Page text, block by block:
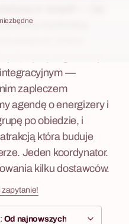
wychodzą
—
zapleczem
agendę o energizery i
po obiedzie, i
która buduje
Jeden koordynator.
kilku dostawców.
zapytanie!
Od najnowszych